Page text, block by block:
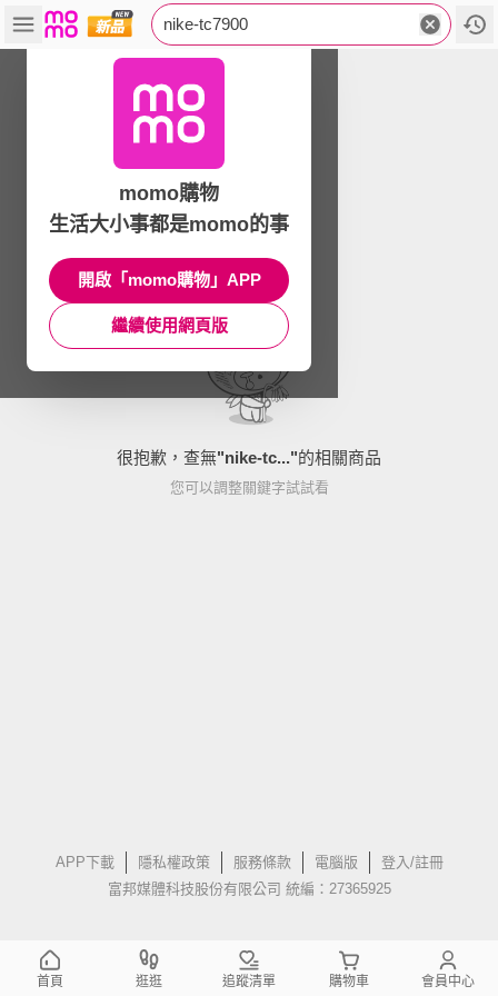
nike-tc7900
很抱歉，查無"nike-tc..."的相關商品
您可以調整關鍵字試試看
APP下載 隱私權政策 服務條款 電腦版
登入/註冊
富邦媒體科技股份有限公司 統編：27365925
momo購物
生活大小事都是momo的事
開啟「momo購物」APP
繼續使用網頁版
首頁 逛逛 追蹤清單 購物車 會員中心